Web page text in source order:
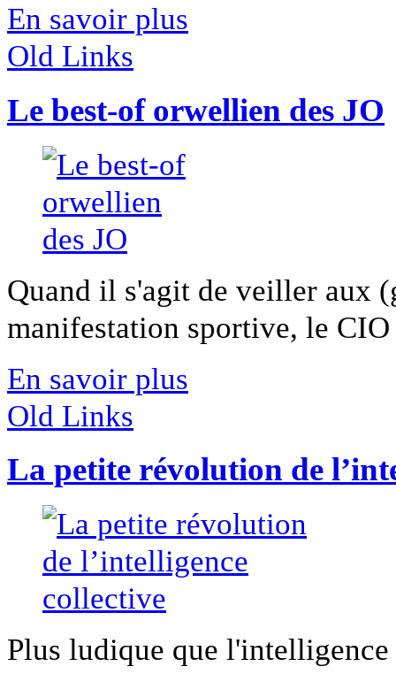
En savoir plus
Old Links
Le best-of orwellien des JO
Quand il s'agit de veiller aux
manifestation sportive, le
En savoir plus
Old Links
La petite révolution de
Plus ludique que